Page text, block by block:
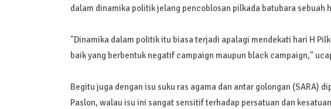
dalam dinamika politik jelang pencoblosan pilkada batubara sebuah
"Dinamika dalam politik itu biasa terjadi apalagi mendekati hari H
baik yang berbentuk negatif campaign maupun black campaign,"
Begitu juga dengan isu suku ras agama dan antar golongan (SARA)
Paslon, walau isu ini sangat sensitif terhadap persatuan dan